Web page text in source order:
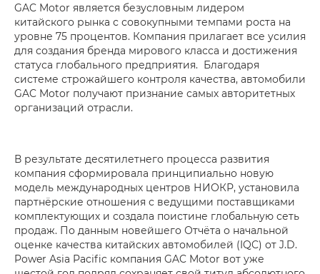
GAC Motor является безусловным лидером
китайского рынка с совокупными темпами роста на
уровне 75 процентов. Компания прилагает все усилия
для создания бренда мирового класса и достижения
статуса глобального предприятия. Благодаря
системе строжайшего контроля качества, автомобили
GAC Motor получают признание самых авторитетных
организаций отрасли.
В результате десятилетнего процесса развития
компания сформировала принципиально новую
модель международных центров НИОКР, установила
партнёрские отношения с ведущими поставщиками
комплектующих и создала поистине глобальную сеть
продаж. По данным новейшего Отчёта о начальной
оценке качества китайских автомобилей (IQC) от J.D.
Power Asia Pacific компания GAC Motor вот уже